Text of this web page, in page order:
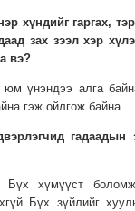
хүндийг гаргах,
зах зээл хэр
вэ?
юм үнэндээ алга
гэж ойлгож байна.
гадаадын
хүмүүст
Бүх зүйлийг